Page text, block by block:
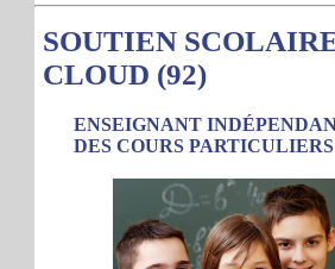
SOUTIEN
CLOUD (92)
ENSEIGNANT
DES COURS